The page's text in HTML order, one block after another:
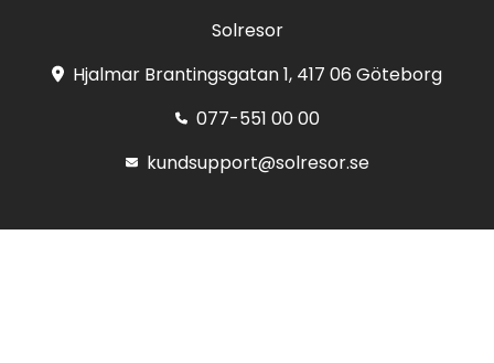
Solresor
Hjalmar Brantingsgatan 1, 417 06 Göteborg
077-551 00 00
kundsupport@solresor.se